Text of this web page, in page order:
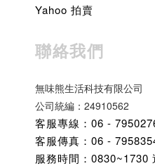
Yahoo 拍賣
聯絡我們
無味熊生活科技有限公司
公司統編：24910562
客服專線：06 -
客服傳真：06 -
服務時間：0830~1730